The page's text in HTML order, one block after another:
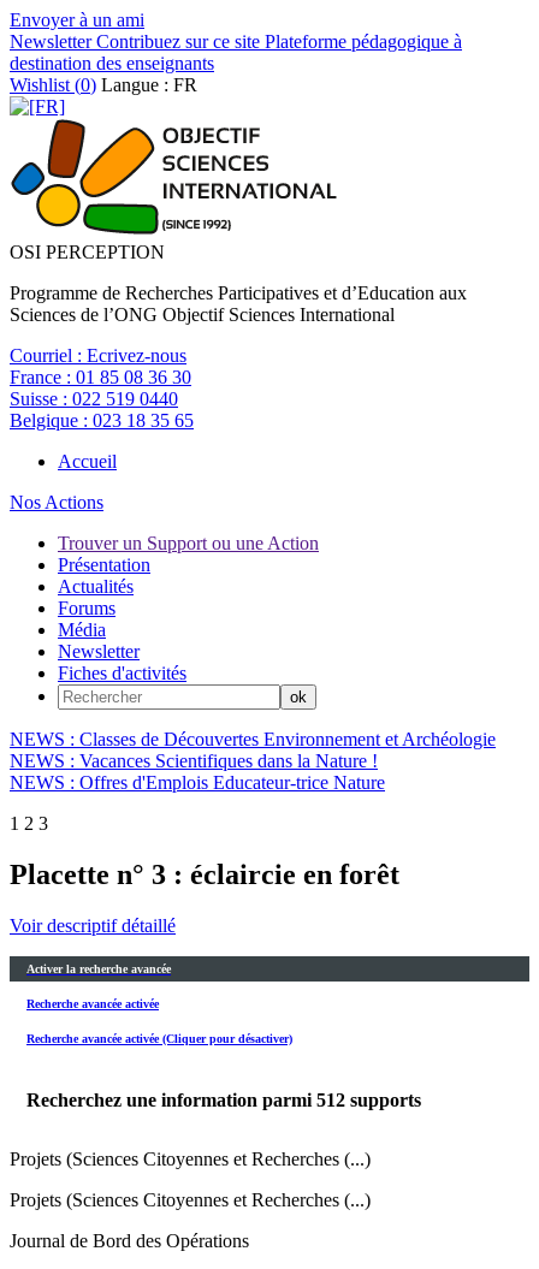
Envoyer à un ami
NewsletterContribuez sur ce site Plateforme pédagogique à
destination des enseignants
Wishlist (0) Langue : FR
OSI PERCEPTION
Programme de Recherches Participatives et d’Education aux
Sciences de l’ONG Objectif Sciences International
Courriel : Ecrivez-nous
France : 01 85 08 36 30
Suisse : 022 519 0440
Belgique : 023 18 35 65
Accueil
Nos Actions
Trouver un Support ou une Action
Présentation
Actualités
Forums
Média
Newsletter
Fiches d'activités
NEWS : Classes de Découvertes Environnement et Archéologie
NEWS : Vacances Scientifiques dans la Nature !
NEWS : Offres d'Emplois Educateur-trice Nature
1 2 3
Placette n° 3 : éclaircie en forêt
Voir descriptif détaillé
Activer la recherche avancée
Recherche avancée activée
Recherche avancée activée (Cliquer pour désactiver)
Recherchez une information parmi 512 supports
Projets (Sciences Citoyennes et Recherches (...)
Projets (Sciences Citoyennes et Recherches (...)
Journal de Bord des Opérations